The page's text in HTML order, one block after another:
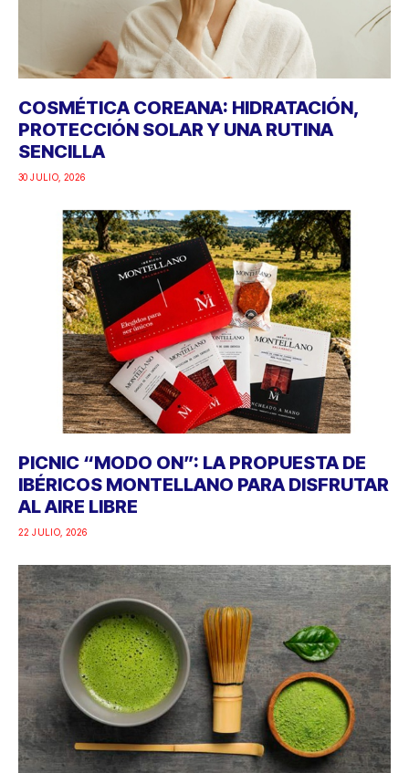
COSMÉTICA COREANA: HIDRATACIÓN,
PROTECCIÓN SOLAR Y UNA RUTINA
SENCILLA
30 JULIO, 2026
PICNIC “MODO ON”: LA PROPUESTA DE
IBÉRICOS MONTELLANO PARA DISFRUTAR
AL AIRE LIBRE
22 JULIO, 2026